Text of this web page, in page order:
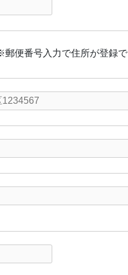
便番号入力で住所が登録で